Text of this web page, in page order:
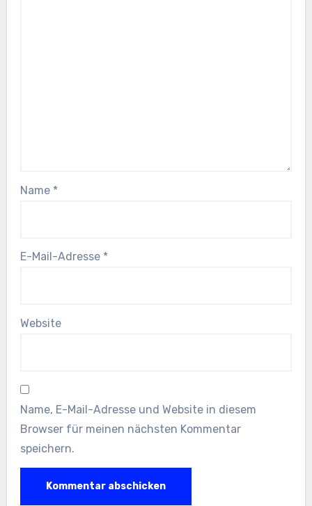
Name *
E-Mail-Adresse *
Website
Name, E-Mail-Adresse und Website in diesem
Browser für meinen nächsten Kommentar
speichern.